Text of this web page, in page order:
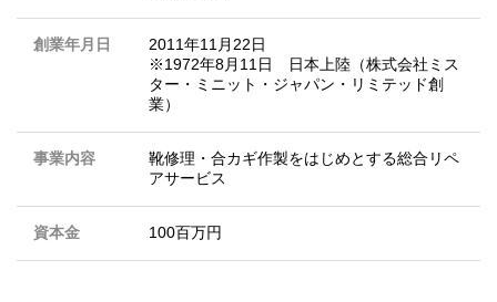
創業年月日
2011年11月22日
※1972年8月11日 日本上陸（株式会社ミス
ター・ミニット・ジャパン・リミテッド創
業）
事業内容
靴修理・合カギ作製をはじめとする総合リペ
アサービス
資本金 100百万円